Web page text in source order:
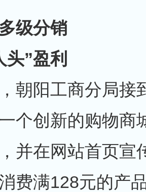
分销
”盈利
阳工商分局接
个创新的购物商
并在网站首页宣
费满128元的产